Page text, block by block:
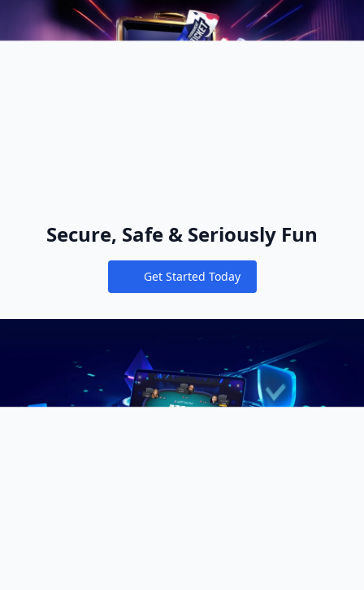
Secure, Safe & Seriously Fun
Notifications
Get Started Today